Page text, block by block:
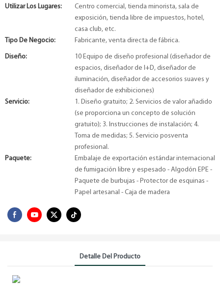
Utilizar Los Lugares:
Centro comercial, tienda minorista, sala de
exposición, tienda libre de impuestos, hotel,
casa club, etc.
Tipo De Negocio:
Fabricante, venta directa de fábrica.
Diseño:
10 Equipo de diseño profesional (diseñador de
espacios, diseñador de I+D, diseñador de
iluminación, diseñador de accesorios suaves y
diseñador de exhibiciones)
Servicio:
1. Diseño gratuito; 2. Servicios de valor añadido
(se proporciona un concepto de solución
gratuito); 3. Instrucciones de instalación; 4.
Toma de medidas; 5. Servicio posventa
profesional.
Paquete:
Embalaje de exportación estándar internacional
de fumigación libre y espesado - Algodón EPE -
Paquete de burbujas - Protector de esquinas -
Papel artesanal - Caja de madera
Detalle Del Producto